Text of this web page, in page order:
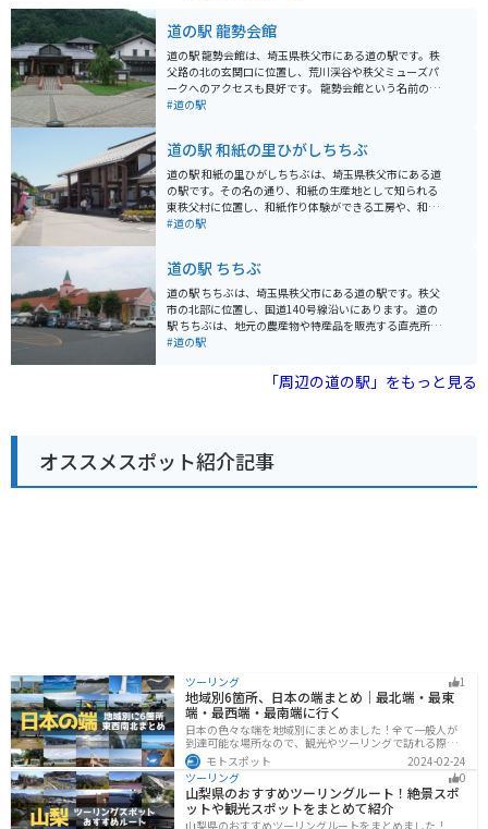
道の駅 龍勢会館
道の駅 龍勢会館は、埼玉県秩父市にある道の駅です。秩
父路の北の玄関口に位置し、荒川渓谷や秩父ミューズパ
ークへのアクセスも良好です。 龍勢会館という名前の通
り、毎年10月に行われる秩父市吉田の龍勢祭りの展示や
ます。 施設内には、地元の農産物や特産品を販売する物
産コーナーや、地元の食材を使った料理が楽しめるレス
トランがあります。 バイクで訪れる場合、駐車場も広
く、休憩に最適な場所です。秩父は山道が多いですが、
龍勢会館周辺は道も広く走りやすいです。 秩父名物の味
みてはいかがでしょうか。
#道の駅
道の駅 和紙の里ひがしちちぶ
道の駅 和紙の里ひがしちちぶは、埼玉県秩父市にある道
の駅です。その名の通り、和紙の生産地として知られる
東秩父村に位置し、和紙作り体験ができる工房や、和紙
製品を販売するショップがあります。 バイクで訪れる場
憩にも最適です。 周辺には、秩父札所三十四ヶ所の寺院
や、ハイキングコース、キャンプ場など、観光スポット
も充実しています。また、地元産の蕎麦や猪肉を使った
料理もおすすめです。
#道の駅
道の駅 ちちぶ
道の駅 ちちぶは、埼玉県秩父市にある道の駅です。秩父
市の北部に位置し、国道140号線沿いにあります。 道の
駅 ちちぶは、地元の農産物や特産品を販売する直売所、
レストラン、休憩所などが併設されています。 秩父地方
は、そんな秩父地方の観光拠点として、多くの観光客に
しゃくし菜漬け、味噌ポテト、わらじカツなどが有名で
す。道の駅 ちちぶでも、これらの名産品を購入すること
ができます。
#道の駅
「周辺の道の駅」をもっと見る
オススメスポット紹介記事
ツーリング 1
地域別6箇所、日本の端まとめ｜最北端・最東
端・最西端・最南端に行く
日本の色々な端を地域別にまとめました！全て一般人が
到達可能な場所なので、観光やツーリングで訪れる際の
参考にしてください。
モトスポット
2024-02-24
ツーリング
0
山梨県のおすすめツーリングルート！絶景スポ
ットや観光スポットをまとめて紹介
山梨県のおすすめツーリングルートをまとめました！